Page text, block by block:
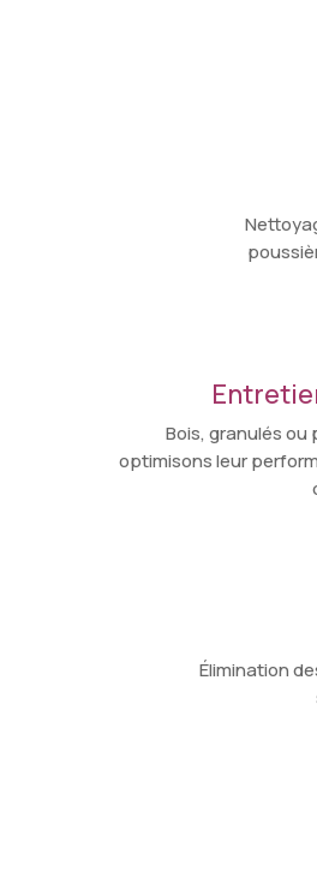
Bois, granulés ou
optimisons leur
Élimination